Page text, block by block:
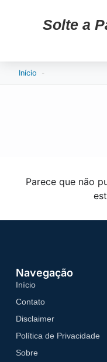
Solte a
Início -
Parece que não
Navegação
Início
Contato
Disclaimer
Política de Privacidade
Sobre